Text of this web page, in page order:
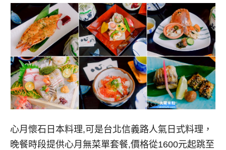
心月懷石日本料理,可是台北信義路人氣日式料理，
晚餐時段提供心月無菜單套餐,價格從1600元起跳至